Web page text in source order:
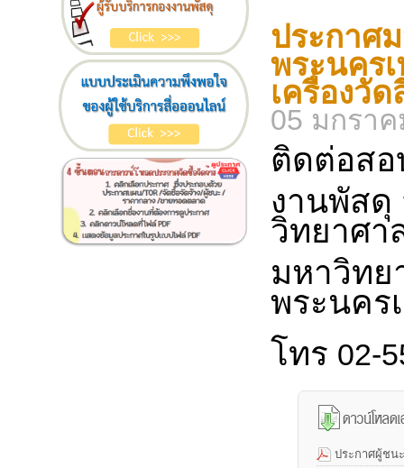
ประกาศ
พระนคร
เครื่องวั
05 มกรา
ติดต่อส
งานพัส
วิทยาศา
มหาวิทย
พระนคร
โทร 02-
ประกาศผู้ชน